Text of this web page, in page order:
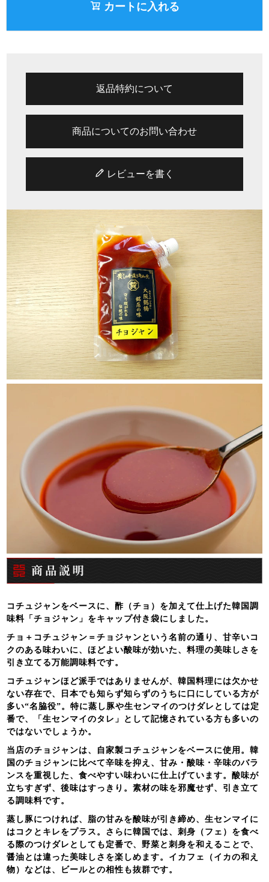
カートに入れる
返品特約について
商品についてのお問い合わせ
レビューを書く
コチュジャンをベースに、酢（チョ）を加えて仕上げた韓国調
味料「チョジャン」をキャップ付き袋にしました。
チョ＋コチュジャン＝チョジャンという名前の通り、甘辛いコ
クのある味わいに、ほどよい酸味が効いた、料理の美味しさを
引き立てる万能調味料です。
コチュジャンほど派手ではありませんが、韓国料理には欠かせ
ない存在で、日本でも知らず知らずのうちに口にしている方が
多い“名脇役”。特に蒸し豚や生センマイのつけダレとしては定
番で、「生センマイのタレ」として記憶されている方も多いの
ではないでしょうか。
当店のチョジャンは、自家製コチュジャンをベースに使用。韓
国のチョジャンに比べて辛味を抑え、甘み・酸味・辛味のバラ
ンスを重視した、食べやすい味わいに仕上げています。酸味が
立ちすぎず、後味はすっきり。素材の味を邪魔せず、引き立て
る調味料です。
蒸し豚につければ、脂の甘みを酸味が引き締め、生センマイに
はコクとキレをプラス。さらに韓国では、刺身（フェ）を食べ
る際のつけダレとしても定番で、野菜と刺身を和えることで、
醤油とは違った美味しさを楽しめます。イカフェ（イカの和え
物）などは、ビールとの相性も抜群です。